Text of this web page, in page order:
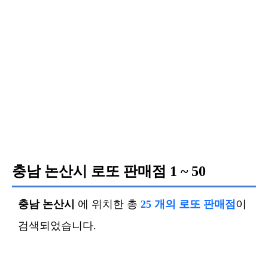
충남 논산시 로또 판매점 1 ~ 50
충남 논산시 에 위치한 총 25 개의 로또 판매점 이
검색되었습니다.